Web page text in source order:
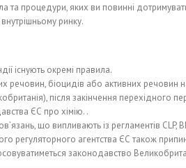
та процедури, яких ви повинні
ринку.
існують окремі правила.
речовин, біоцидів або активних
після закінчення перехідного
ЄС про хімію. .
що випливають із регламентів CLP,
регуляторного агентства ЄС також
законодавство